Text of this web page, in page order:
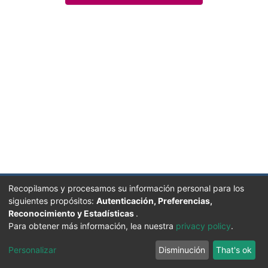
Facultad de Humanidades, Artes y Ciencias Sociales
UADER
Soportado por D-SPACE | Dpto. Sistemas FHAyCS
Recopilamos y procesamos su información personal para los
siguientes propósitos: Autenticación, Preferencias,
Reconocimiento y Estadísticas .
Para obtener más información, lea nuestra privacy policy.
Personalizar Disminución That's ok